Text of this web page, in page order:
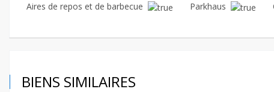
Aires de repos et de barbecue
Parkhaus
BIENS SIMILAIRES